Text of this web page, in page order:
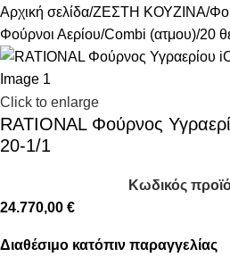
Αρχική σελίδα ΖΕΣΤΗ ΚΟΥΖΙΝΑ
Φούρνοι Αερίου Combi (ατμου) 20
Click to enlarge
RATIONAL Φούρνος
20-1/1
Κωδικός
24.770,00 €
Διαθέσιμο κατόπιν παραγγελίας